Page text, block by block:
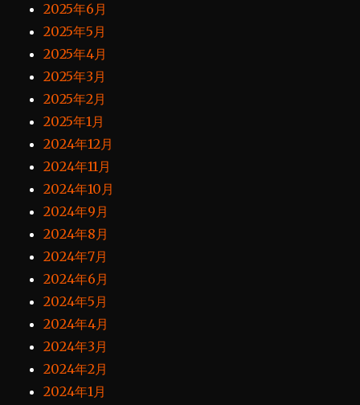
2025年6月
2025年5月
2025年4月
2025年3月
2025年2月
2025年1月
2024年12月
2024年11月
2024年10月
2024年9月
2024年8月
2024年7月
2024年6月
2024年5月
2024年4月
2024年3月
2024年2月
2024年1月